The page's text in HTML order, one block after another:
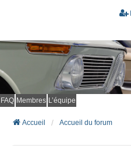
FAQ Membres L’équipe
Accueil Accueil du forum